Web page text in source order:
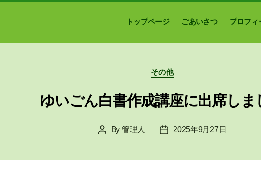
トップページ ごあいさつ プロフィ
Categories
その他
ゆいごん白書作成講座に出席しま
PostBy 管理人
Post2025年9月27日